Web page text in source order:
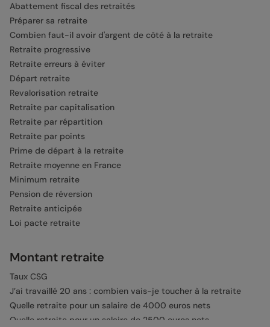
Abattement fiscal des retraités
Préparer sa retraite
Combien faut-il avoir d'argent de côté à la retraite
Retraite progressive
Retraite erreurs à éviter
Départ retraite
Revalorisation retraite
Retraite par capitalisation
Retraite par répartition
Retraite par points
Prime de départ à la retraite
Retraite moyenne en France
Minimum retraite
Pension de réversion
Retraite anticipée
Loi pacte retraite
Montant retraite
Taux CSG
J’ai travaillé 20 ans : combien vais-je toucher à la retraite
Quelle retraite pour un salaire de 4000 euros nets
Quelle retraite pour un salaire de 2500 euros nets